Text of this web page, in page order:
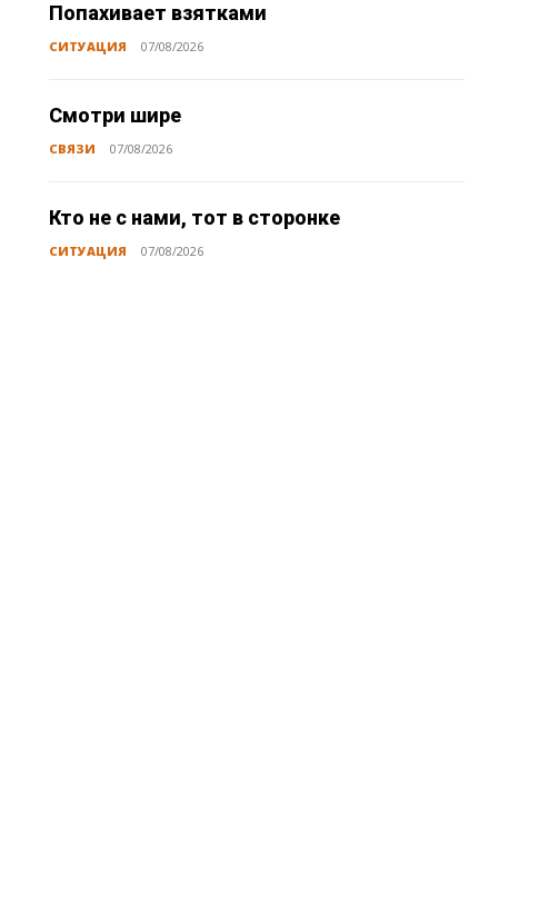
Попахивает взятками
СИТУАЦИЯ 07/08/2026
Смотри шире
СВЯЗИ 07/08/2026
Кто не с нами, тот в сторонке
СИТУАЦИЯ 07/08/2026